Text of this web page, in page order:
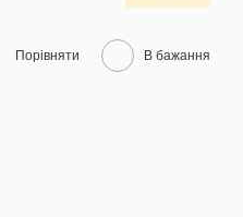
Порівняти В бажання